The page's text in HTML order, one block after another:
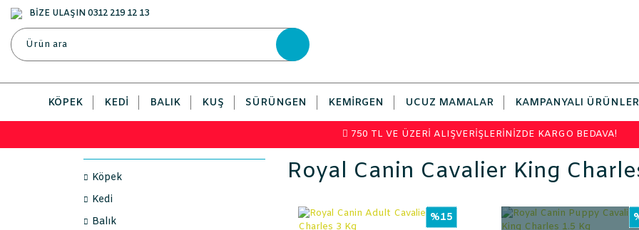
BİZE ULAŞIN 0312 219 12 13
KÖPEK KEDI BALIK KUŞ SÜRÜNGEN KEMIRGEN UCUZ MAMALAR KAMPANYALI ÜRÜNLER
750 TL VE ÜZERİ ALIŞVERİŞLERİNİZDE KARGO BEDAVA!
Köpek
Kedi
Balık
Royal Canin Cavalier King
%15